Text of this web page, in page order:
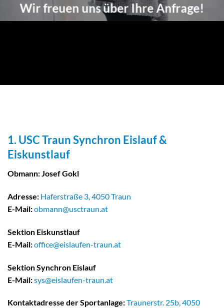
Wir freuen uns über Ihre Anfrage!
1. USC Traun Synchron Eislauf &
Eiskunstlauf
Obmann: Josef Gokl
Adresse: Haferstraße 3, 4050 Traun
E-Mail:obmann@usctraun.at
Sektion Eiskunstlauf
E-Mail:office@eislaufen-traun.at
Sektion Synchron Eislauf
E-Mail:sys@eislaufen-traun.at
Kontaktadresse der Sportanlage:Traunerstr. 25b, 4050